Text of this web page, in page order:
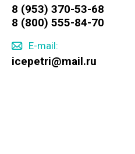
8 (953) 370-53-68
8 (800) 555-84-70
E-mail:
icepetri@mail.ru